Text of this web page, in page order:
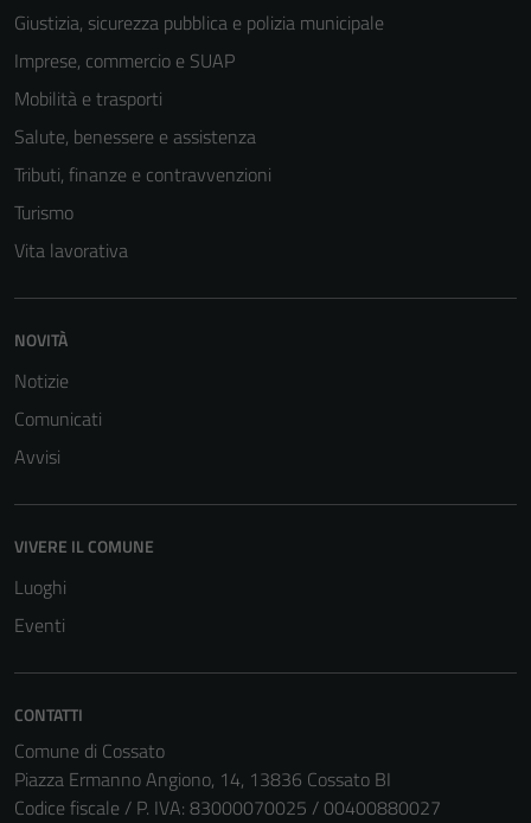
Giustizia, sicurezza pubblica e polizia municipale
Imprese, commercio e SUAP
Mobilità e trasporti
Salute, benessere e assistenza
Tributi, finanze e contravvenzioni
Turismo
Vita lavorativa
NOVITÀ
Notizie
Comunicati
Avvisi
VIVERE IL COMUNE
Luoghi
Eventi
CONTATTI
Comune di Cossato
Piazza Ermanno Angiono, 14, 13836 Cossato BI
Codice fiscale / P. IVA: 83000070025 / 00400880027